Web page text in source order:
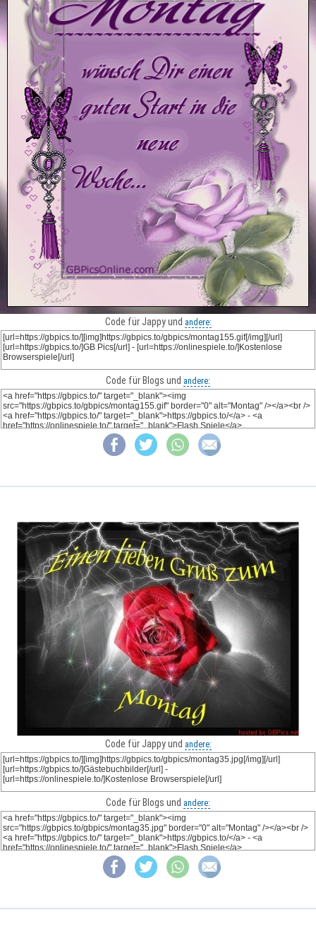
Code für Jappy und andere:
Code für Blogs und andere:
Code für Jappy und andere:
Code für Blogs und andere: